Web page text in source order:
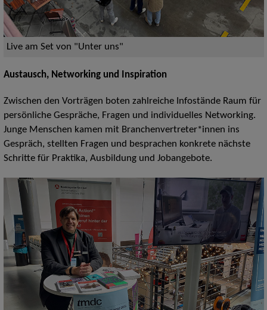
Live am Set von "Unter uns"
Austausch, Networking und Inspiration
Zwischen den Vorträgen boten zahlreiche Infostände Raum für
persönliche Gespräche, Fragen und individuelles Networking.
Junge Menschen kamen mit Branchenvertreter*innen ins
Gespräch, stellten Fragen und besprachen konkrete nächste
Schritte für Praktika, Ausbildung und Jobangebote.